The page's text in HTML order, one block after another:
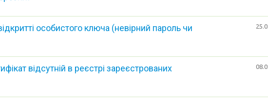
особистого ключа (невірний пароль чи
відсутній в реєстрі зареєстрованих